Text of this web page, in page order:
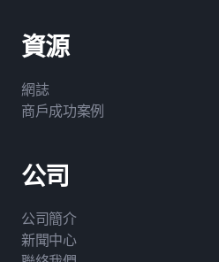
資源
網誌
商戶成功案例
公司
公司簡介
新聞中心